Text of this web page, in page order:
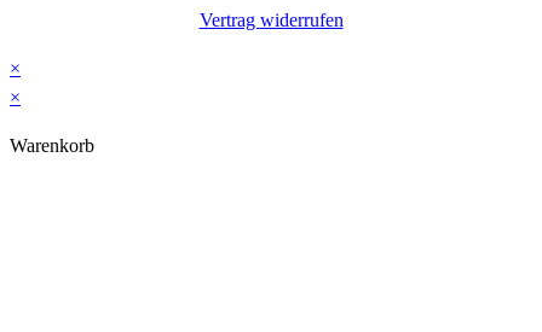
Vertrag widerrufen
×
×
Warenkorb